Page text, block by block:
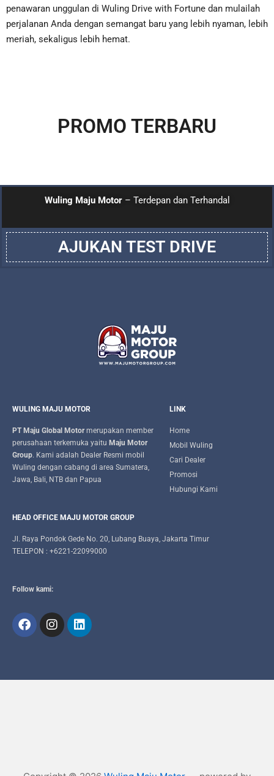
penawaran unggulan di Wuling Drive with Fortune dan mulailah
perjalanan Anda dengan semangat baru yang lebih nyaman, lebih
meriah, sekaligus lebih hemat.
PROMO TERBARU
Wuling Maju Motor– Terdepan dan Terhandal
AJUKAN TEST DRIVE
WULING MAJU MOTOR
PT Maju Global Motormerupakan member
perusahaan terkemuka yaitu Maju Motor
Group. Kami adalah Dealer Resmi mobil
Wuling dengan cabang di area Sumatera,
Jawa, Bali, NTB dan Papua
LINK
Home
Mobil Wuling
Cari Dealer
Promosi
Hubungi Kami
HEAD OFFICE MAJU MOTOR GROUP
Jl. Raya Pondok Gede No. 20, Lubang Buaya, Jakarta Timur
TELEPON : +6221-22099000
Follow kami: